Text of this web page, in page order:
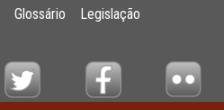
Glossário
Legislação